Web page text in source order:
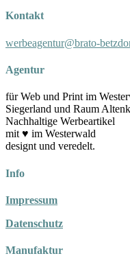
Kontakt
werbeagentur@brato-
Agentur
für Web und Print im
Siegerland und Raum
Nachhaltige Werbeartikel
mit ♥ im Westerwald
designt und veredelt.
Info
Impressum
Datenschutz
Manufaktur